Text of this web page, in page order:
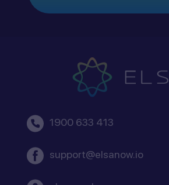
1900 633 413
support@elsanow.io